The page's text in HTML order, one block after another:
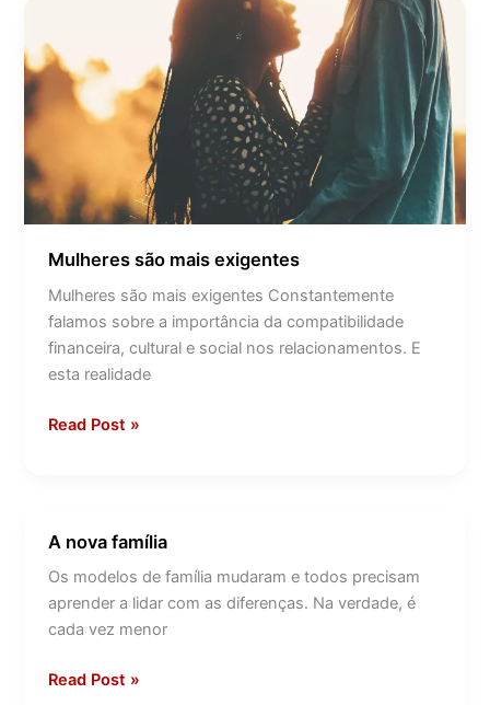
Mulheres são mais exigentes
Mulheres são mais exigentes Constantemente
falamos sobre a importância da compatibilidade
financeira, cultural e social nos relacionamentos. E
esta realidade
mais
exigentes
Read Post »
A nova família
Os modelos de família mudaram e todos precisam
aprender a lidar com as diferenças. Na verdade, é
cada vez menor
A
nova
família
Read Post »